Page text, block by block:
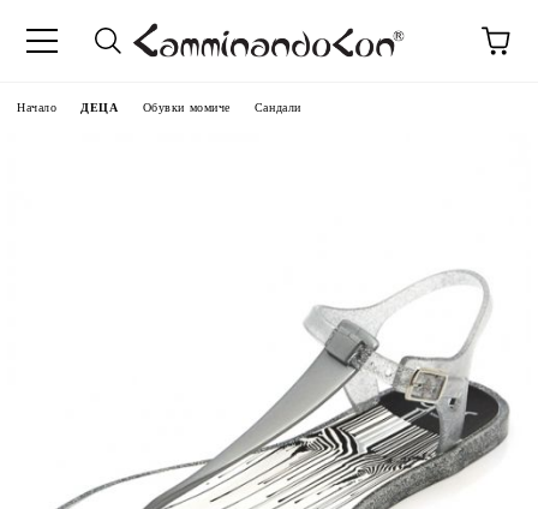
Начало ДЕЦА Обувки момиче Сандали